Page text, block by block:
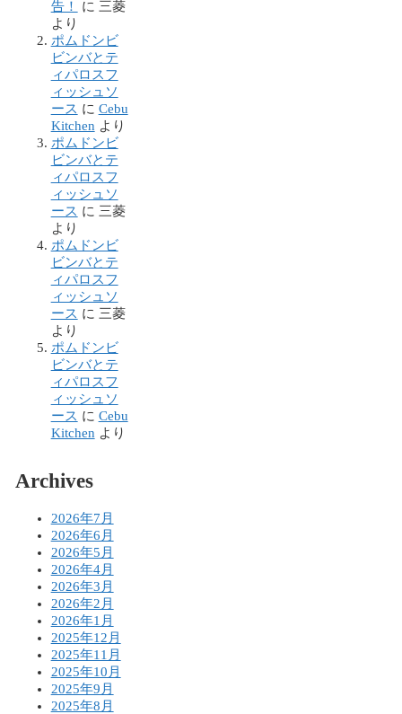
告！ に 三菱
より
ポムドンビ
ビンバとテ
ィパロスフ
ィッシュソ
ース に Cebu
Kitchen より
ポムドンビ
ビンバとテ
ィパロスフ
ィッシュソ
ース に 三菱
より
ポムドンビ
ビンバとテ
ィパロスフ
ィッシュソ
ース に 三菱
より
ポムドンビ
ビンバとテ
ィパロスフ
ィッシュソ
ース に Cebu
Kitchen より
Archives
2026年7月
2026年6月
2026年5月
2026年4月
2026年3月
2026年2月
2026年1月
2025年12月
2025年11月
2025年10月
2025年9月
2025年8月